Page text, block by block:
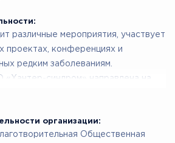
различные мероприятия, участвует
проектах, конференциях и
редким заболеваниям.
синдром» направлена на
их знакомство с ведущими
мишка и солнышко. Фиолетовый
организации:
Общественная